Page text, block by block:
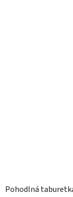
Pohodlná